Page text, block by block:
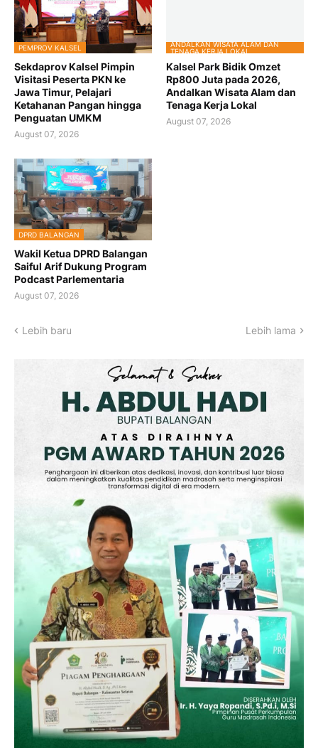
PEMPROV KALSEL
Sekdaprov Kalsel Pimpin
Visitasi Peserta PKN ke
Jawa Timur, Pelajari
Ketahanan Pangan hingga
Penguatan UMKM
August 07, 2026
ANDALKAN WISATA ALAM DAN
TENAGA KERJA LOKAL
Kalsel Park Bidik Omzet
Rp800 Juta pada 2026,
Andalkan Wisata Alam dan
Tenaga Kerja Lokal
August 07, 2026
DPRD BALANGAN
Wakil Ketua DPRD Balangan
Saiful Arif Dukung Program
Podcast Parlementaria
August 07, 2026
Lebih baru Lebih lama